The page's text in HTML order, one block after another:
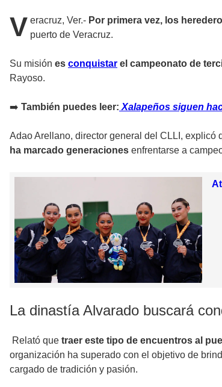
V eracruz, Ver.- Por primera vez, los
puerto de Veracruz.
Su misión es conquistar el campeonato de
Rayoso.
➡️ También puedes leer: Xalapeños siguen
Adao Arellano, director general del CLLI, explicó
ha marcado generaciones enfrentarse a
La dinastía Alvarado buscará
Relató que traer este tipo de encuentros al
organización ha superado con el objetivo de
cargado de tradición y pasión.